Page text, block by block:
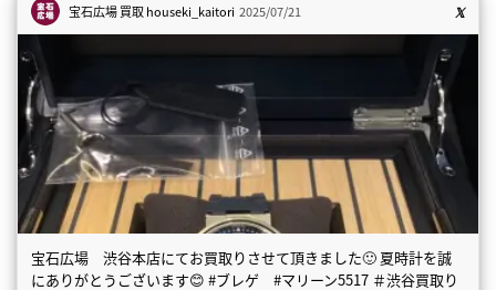
宝石広場 買取houseki_kaitori 2025/07/21
宝石広場 渋谷本店にてお買取りさせて頂きました🙂 夏時計を誠
にありがとうございます😊 #ブレゲ #マリーン5517 ＃渋谷買取り